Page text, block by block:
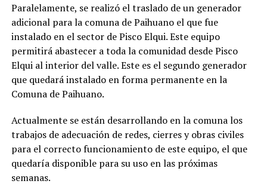
Paralelamente, se realizó el traslado de un generador
adicional para la comuna de Paihuano el que fue
instalado en el sector de Pisco Elqui. Este equipo
permitirá abastecer a toda la comunidad desde Pisco
Elqui al interior del valle. Este es el segundo generador
que quedará instalado en forma permanente en la
Comuna de Paihuano.
Actualmente se están desarrollando en la comuna los
trabajos de adecuación de redes, cierres y obras civiles
para el correcto funcionamiento de este equipo, el que
quedaría disponible para su uso en las próximas
semanas.